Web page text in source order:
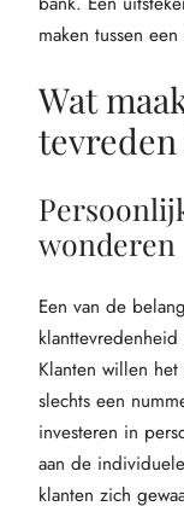
maken tussen
Wat
wonderen
Een van de
Klanten willen
slechts een
investeren in
aan de
klanten zich